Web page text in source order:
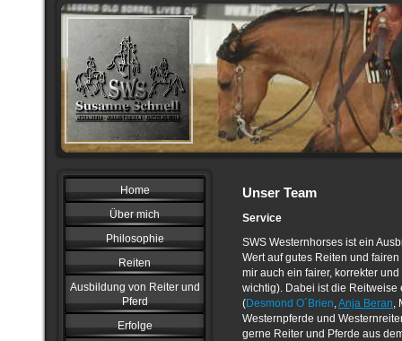
Home
Über mich
Philosophie
Reiten
Ausbildung von Reiter und
Pferd
Erfolge
Unser Team
Service
SWS Westernhorses ist ein
Wert auf gutes Reiten und
mir auch ein fairer, korrekter
wichtig). Dabei ist die
(Desmond O´Brien,Anja Beran,
Westernpferde und
gerne Reiter und Pferde aus